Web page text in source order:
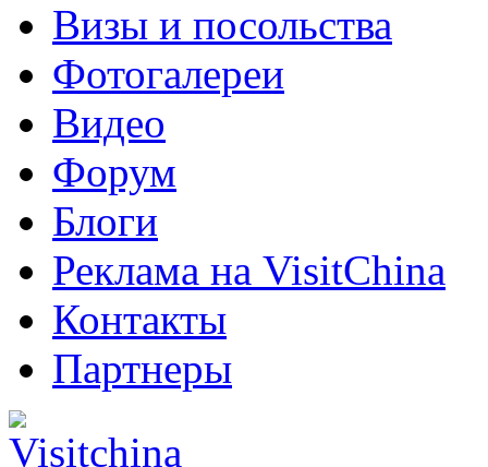
Визы и посольства
Фотогалереи
Видео
Форум
Блоги
Реклама на VisitChina
Контакты
Партнеры